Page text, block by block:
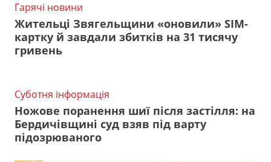
Гарячі новини
Жительці Звягельщини «оновили» SIM-
картку й завдали збитків на 31 тисячу
гривень
Суботня інформація
Ножове поранення шиї після застілля: на
Бердичівщині суд взяв під варту
підозрюваного